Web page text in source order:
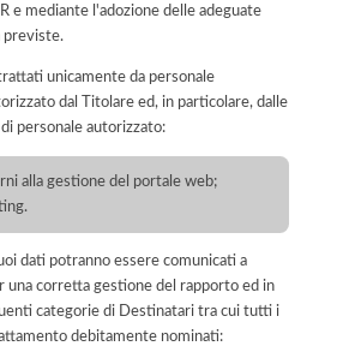
e mediante l'adozione delle adeguate
previste.
unicamente da personale
dal Titolare ed, in particolare, dalle
personale autorizzato:
alla gestione del portale web;
dati potranno essere comunicati a
una corretta gestione del rapporto ed in
categorie di Destinatari tra cui tutti i
debitamente nominati: